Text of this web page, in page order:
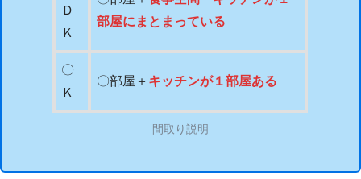
Ｄ
Ｋ
部屋にまとまっている
〇
Ｋ
〇部屋＋ キッチンが１部屋ある
間取り説明